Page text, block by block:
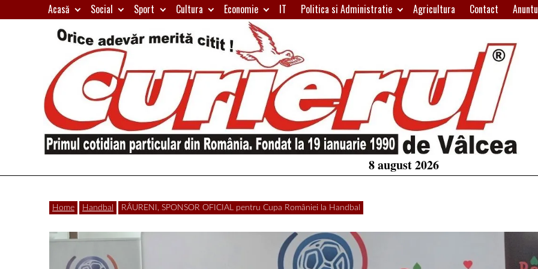
to
Acasă Social Sport Cultura Economie IT Politica si Administratie Agricultura Contact
Curierul
de
Primul
particular
din
România
8 august 2026
Home Handbal RÂURENI, SPONSOR OFICIAL pentru Cupa României la Handbal